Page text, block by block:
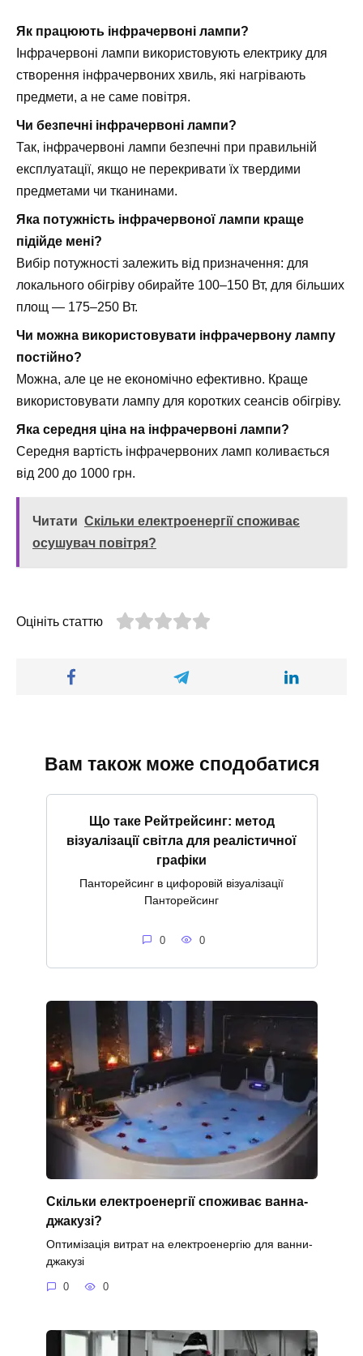
Як працюють інфрачервоні лампи?
Інфрачервоні лампи використовують електрику для
створення інфрачервоних хвиль, які нагрівають
предмети, а не саме повітря.
Чи безпечні інфрачервоні лампи?
Так, інфрачервоні лампи безпечні при правильній
експлуатації, якщо не перекривати їх твердими
предметами чи тканинами.
Яка потужність інфрачервоної лампи краще
підійде мені?
Вибір потужності залежить від призначення: для
локального обігріву обирайте 100–150 Вт, для більших
площ — 175–250 Вт.
Чи можна використовувати інфрачервону лампу
постійно?
Можна, але це не економічно ефективно. Краще
використовувати лампу для коротких сеансів обігріву.
Яка середня ціна на інфрачервоні лампи?
Середня вартість інфрачервоних ламп коливається
від 200 до 1000 грн.
Читати Скільки електроенергії споживає
осушувач повітря?
Оцініть статтю
Вам також може сподобатися
Що таке Рейтрейсинг: метод
візуалізації світла для реалістичної
графіки
Панторейсинг в цифоровій візуалізації
Панторейсинг
0 0
Скільки електроенергії споживає ванна-
джакузі?
Оптимізація витрат на електроенергію для ванни-
джакузі
0 0